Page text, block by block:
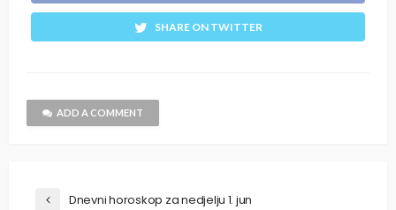
SHARE ON TWITTER
ADD A COMMENT
Dnevni horoskop za nedjelju 1. jun